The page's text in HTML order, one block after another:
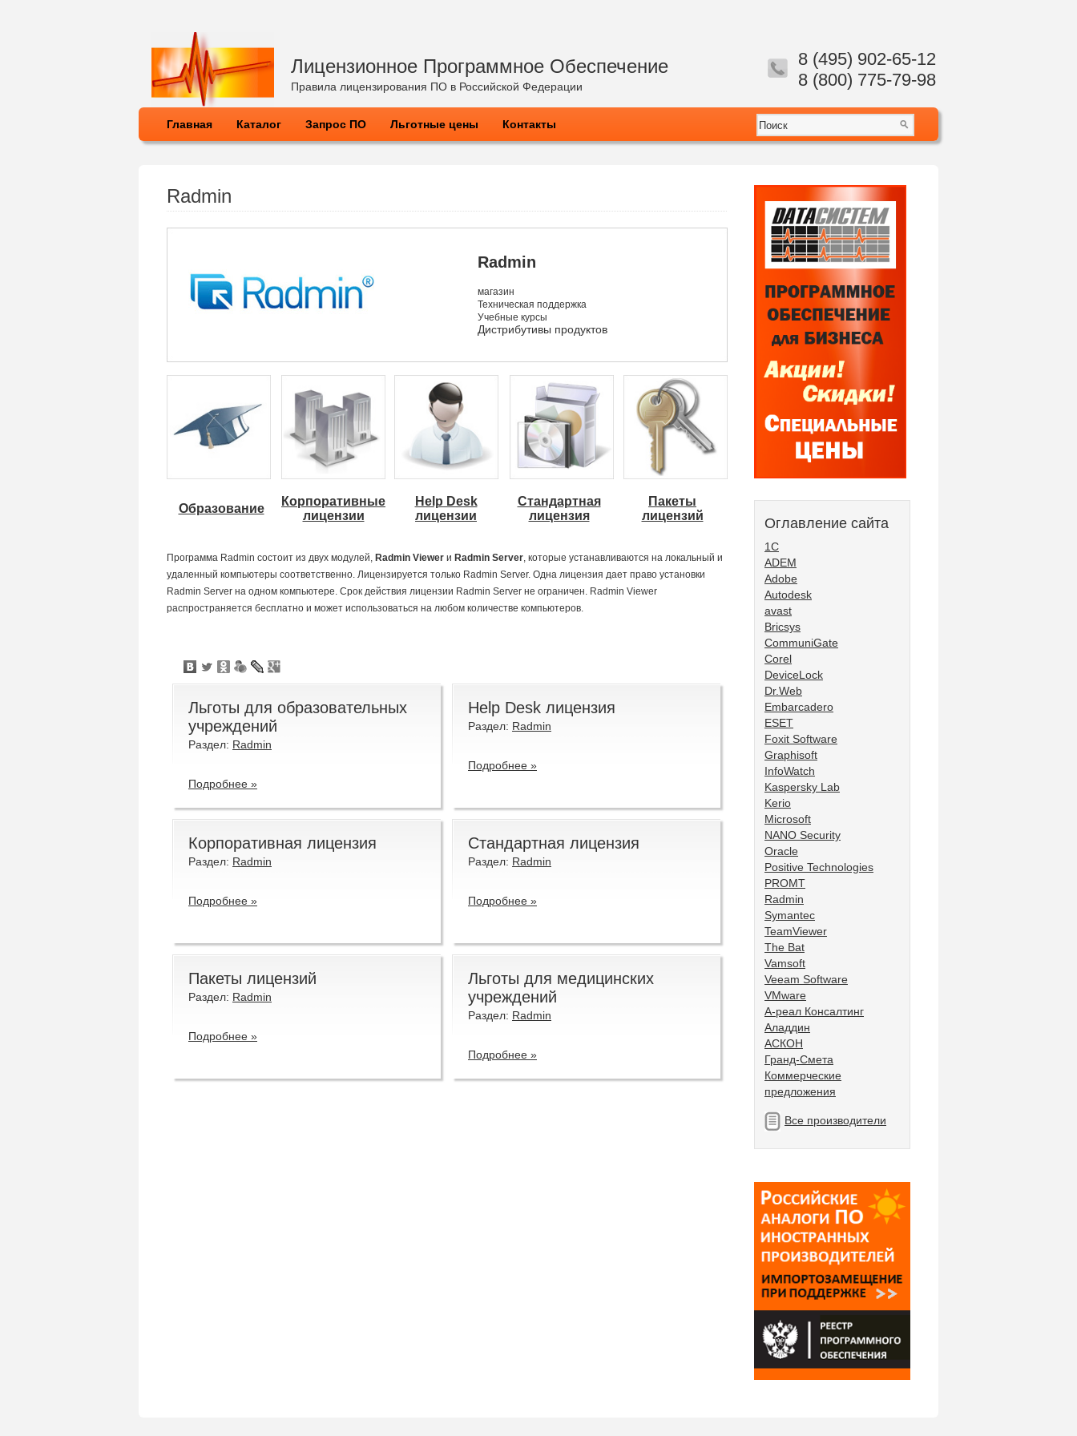
Лицензионное Программное Обеспечение
Правила лицензирования ПО в Российской Федерации
8 (495) 902-65-12
8 (800) 775-79-98
Главная Каталог Запрос ПО Льготные цены Контакты
Radmin
Radmin
магазин
Техническая поддержка
Учебные курсы
Дистрибутивы продуктов
Образование
Корпоративные
лицензии
Help Desk
лицензии
Стандартная
лицензия
Пакеты
лицензий
Программа Radmin состоит из двух модулей, Radmin Viewer и Radmin Server, которые устанавливаются на локальный и
удаленный компьютеры соответственно. Лицензируется только Radmin Server. Одна лицензия дает право установки
Radmin Server на одном компьютере. Срок действия лицензии Radmin Server не ограничен. Radmin Viewer
распространяется бесплатно и может использоваться на любом количестве компьютеров.
Льготы для образовательных
учреждений
Раздел: Radmin
Подробнее »
Help Desk лицензия
Раздел: Radmin
Подробнее »
Корпоративная лицензия
Раздел: Radmin
Подробнее »
Стандартная лицензия
Раздел: Radmin
Подробнее »
Пакеты лицензий
Раздел: Radmin
Подробнее »
Льготы для медицинских
учреждений
Раздел: Radmin
Подробнее »
Оглавление сайта
1С
ADEM
Adobe
Autodesk
avast
Bricsys
CommuniGate
Corel
DeviceLock
Dr.Web
Embarcadero
ESET
Foxit Software
Graphisoft
InfoWatch
Kaspersky Lab
Kerio
Microsoft
NANO Security
Oracle
Positive Technologies
PROMT
Radmin
Symantec
TeamViewer
The Bat
Vamsoft
Veeam Software
VMware
А-реал Консалтинг
Аладдин
АСКОН
Гранд-Смета
Коммерческие
предложения
Все производители